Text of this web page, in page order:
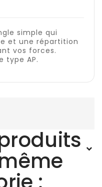
simple qui
et une répartition
vos forces.
type AP.